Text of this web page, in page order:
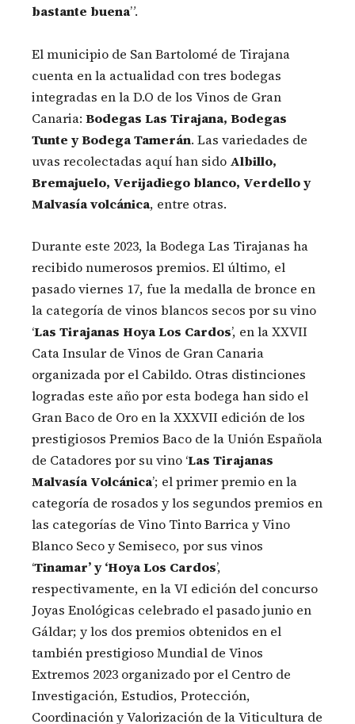
bastante buena”.
El municipio de San Bartolomé de Tirajana
cuenta en la actualidad con tres bodegas
integradas en la D.O de los Vinos de Gran
Canaria: Bodegas Las Tirajana, Bodegas
Tunte y Bodega Tamerán. Las variedades de
uvas recolectadas aquí han sido Albillo,
Bremajuelo, Verijadiego blanco, Verdello y
Malvasía volcánica, entre otras.
Durante este 2023, la Bodega Las Tirajanas ha
recibido numerosos premios. El último, el
pasado viernes 17, fue la medalla de bronce en
la categoría de vinos blancos secos por su vino
‘Las Tirajanas Hoya Los Cardos’, en la XXVII
Cata Insular de Vinos de Gran Canaria
organizada por el Cabildo. Otras distinciones
logradas este año por esta bodega han sido el
Gran Baco de Oro en la XXXVII edición de los
prestigiosos Premios Baco de la Unión Española
de Catadores por su vino ‘Las Tirajanas
Malvasía Volcánica’; el primer premio en la
categoría de rosados y los segundos premios en
las categorías de Vino Tinto Barrica y Vino
Blanco Seco y Semiseco, por sus vinos
‘Tinamar’ y ‘Hoya Los Cardos’,
respectivamente, en la VI edición del concurso
Joyas Enológicas celebrado el pasado junio en
Gáldar; y los dos premios obtenidos en el
también prestigioso Mundial de Vinos
Extremos 2023 organizado por el Centro de
Investigación, Estudios, Protección,
Coordinación y Valorización de la Viticultura de